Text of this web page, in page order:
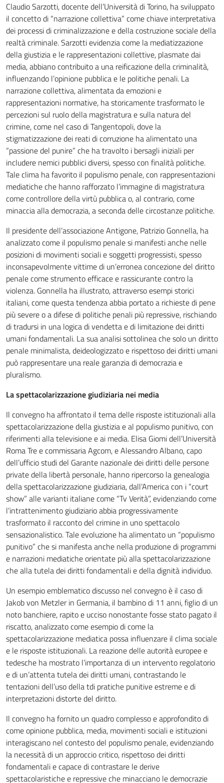
Claudio Sarzotti, docente dell’Università di Torino, ha sviluppato
il concetto di “narrazione collettiva” come chiave interpretativa
dei processi di criminalizzazione e della costruzione sociale della
realtà criminale. Sarzotti evidenzia come la mediatizzazione
della giustizia e le rappresentazioni collettive, plasmate dai
media, abbiano contribuito a una reificazione della criminalità,
influenzando l’opinione pubblica e le politiche penali. La
narrazione collettiva, alimentata da emozioni e
rappresentazioni normative, ha storicamente trasformato le
percezioni sul ruolo della magistratura e sulla natura del
crimine, come nel caso di Tangentopoli, dove la
stigmatizzazione dei reati di corruzione ha alimentato una
“passione del punire” che ha travolto i bersagli iniziali per
includere nemici pubblici diversi, spesso con finalità politiche.
Tale clima ha favorito il populismo penale, con rappresentazioni
mediatiche che hanno rafforzato l’immagine di magistratura
come controllore della virtù pubblica o, al contrario, come
minaccia alla democrazia, a seconda delle circostanze politiche.
Il presidente dell’associazione Antigone, Patrizio Gonnella, ha
analizzato come il populismo penale si manifesti anche nelle
posizioni di movimenti sociali e soggetti progressisti, spesso
inconsapevolmente vittime di un’erronea concezione del diritto
penale come strumento efficace e rassicurante contro la
violenza. Gonnella ha illustrato, attraverso esempi storici
italiani, come questa tendenza abbia portato a richieste di pene
più severe o a difese di politiche penali più repressive, rischiando
di tradursi in una logica di vendetta e di limitazione dei diritti
umani fondamentali. La sua analisi sottolinea che solo un diritto
penale minimalista, deideologizzato e rispettoso dei diritti umani
può rappresentare una reale garanzia di democrazia e
pluralismo.
La spettacolarizzazione giudiziaria nei media
Il convegno ha affrontato il tema delle risposte istituzionali alla
spettacolarizzazione della giustizia e al populismo punitivo, con
riferimenti alla televisione e ai media. Elisa Giomi dell’Università
Roma Tre e commissaria Agcom, e Alessandro Albano, capo
dell’ufficio studi del Garante nazionale dei diritti delle persone
private della libertà personale, hanno ripercorso la genealogia
della spettacolarizzazione giudiziaria, dall’America con i “court
show” alle varianti italiane come “Tv Verità”, evidenziando come
l’intrattenimento giudiziario abbia progressivamente
trasformato il racconto del crimine in uno spettacolo
sensazionalistico. Tale evoluzione ha alimentato un “populismo
punitivo” che si manifesta anche nella produzione di programmi
e narrazioni mediatiche orientate più alla spettacolarizzazione
che alla tutela dei diritti fondamentali e della dignità individuo.
Un esempio emblematico discusso nel convegno è il caso di
Jakob von Metzler in Germania, il bambino di 11 anni, figlio di un
noto banchiere, rapito e ucciso nonostante fosse stato pagato il
riscatto, analizzato come esempio di come la
spettacolarizzazione mediatica possa influenzare il clima sociale
e le risposte istituzionali. La reazione delle autorità europee e
tedesche ha mostrato l’importanza di un intervento regolatorio
e di un’attenta tutela dei diritti umani, contrastando le
tentazioni dell’uso della tdi pratiche punitive estreme e di
interpretazioni distorte del diritto.
Il convegno ha fornito un quadro complesso e approfondito di
come opinione pubblica, media, movimenti sociali e istituzioni
interagiscano nel contesto del populismo penale, evidenziando
la necessità di un approccio critico, rispettoso dei diritti
fondamentali e capace di contrastare le derive
spettacolaristiche e repressive che minacciano le democrazie